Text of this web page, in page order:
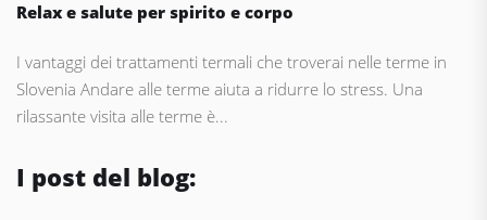
Relax e salute per spirito e corpo
I vantaggi dei trattamenti termali che troverai nelle terme in
Slovenia Andare alle terme aiuta a ridurre lo stress. Una
rilassante visita alle terme è...
I post del blog: